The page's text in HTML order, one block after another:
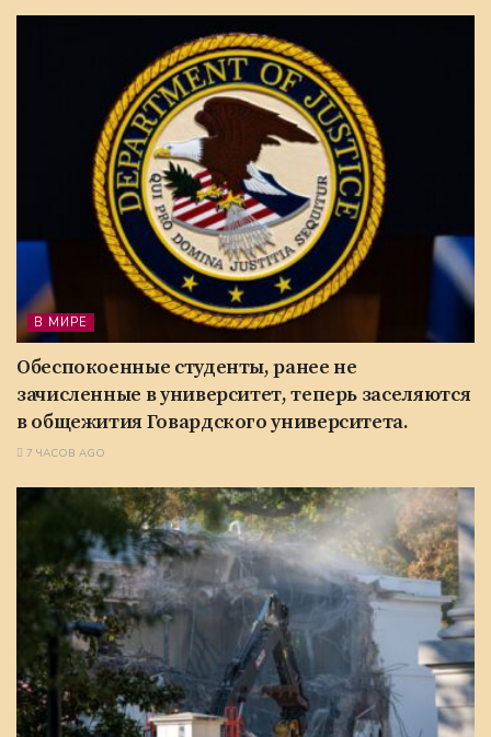
В МИРЕ
Обеспокоенные студенты, ранее не
зачисленные в университет, теперь заселяются
в общежития Говардского университета.
7 ЧАСОВ AGO